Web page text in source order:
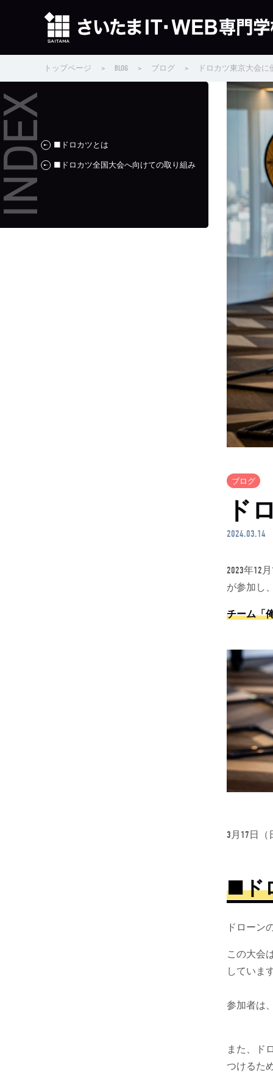
トップページ > BLOG > ブログ > ドロカツ東京大会
■ドロカツとは
■ドロカツ全国大会へ向けての取り組み
ブログ
ド
2024.03.14
2023年12
が参加し
チーム「
3月17日
■ド
ドローン
この大会
していま
参加者は
また、ド
つけるた